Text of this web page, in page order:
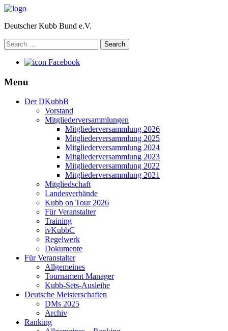
Deutscher Kubb Bund e.V.
Search
for:
Facebook
Menu
Der DKubbB
Vorstand
Mitgliederversammlungen
Mitgliederversammlung 2026
Mitgliederversammlung 2025
Mitgliederversammlung 2024
Mitgliederversammlung 2023
Mitgliederversammlung 2022
Mitgliederversammlung 2021
Mitgliedschaft
Landesverbände
Kubb on Tour 2026
Für Veranstalter
Training
ivKubbC
Regelwerk
Dokumente
Für Veranstalter
Allgemeines
Tournament Manager
Kubb-Sets-Ausleihe
Deutsche Meisterschaften
DMs 2025
Archiv
Ranking